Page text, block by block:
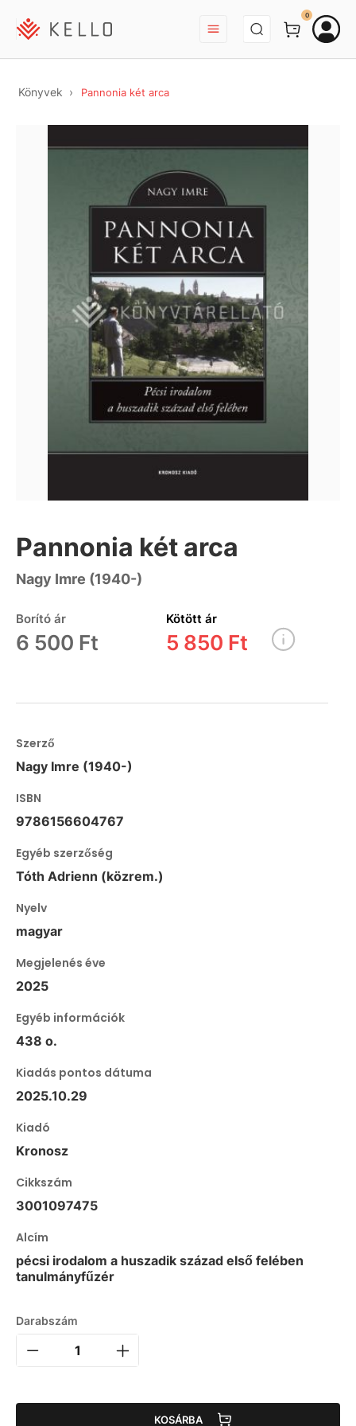
BEJELENTKEZÉS
0
Könyvek Pannonia két arca
Pannonia két arca
Nagy Imre (1940-)
Borító ár
6 500 Ft
Kötött ár
5 850 Ft
Szerző
Nagy Imre (1940-)
ISBN
9786156604767
Egyéb szerzőség
Tóth Adrienn (közrem.)
Nyelv
magyar
Megjelenés éve
2025
Egyéb információk
438 o.
Kiadás pontos dátuma
2025.10.29
Kiadó
Kronosz
Cikkszám
3001097475
Alcím
pécsi irodalom a huszadik század első felében
tanulmányfűzér
Darabszám
KOSÁRBA